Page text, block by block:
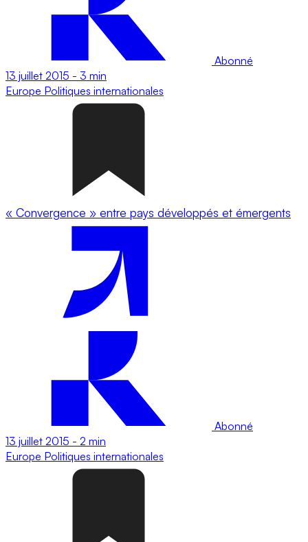
Abonné
13 juillet 2015 - 3 min
Europe Politiques internationales
« Convergence » entre pays développés et émergents
Abonné
13 juillet 2015 - 2 min
Europe Politiques internationales